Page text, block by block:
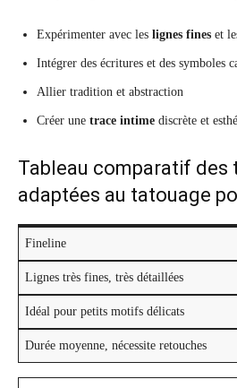
Expérimenter avec les lignes fines et
Intégrer des écritures et des symboles
Allier tradition et abstraction
Créer une trace intime discrète et
Tableau comparatif des
adaptées au tatouage
Fineline
Lignes très fines, très détaillées
Idéal pour petits motifs délicats
Durée moyenne, nécessite retouches